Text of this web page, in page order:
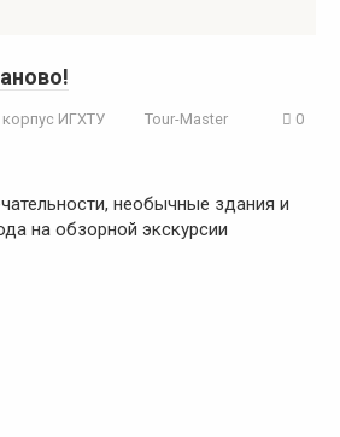
корпус ИГХТУ Tour-Master 0
необычные здания и
на обзорной экскурсии